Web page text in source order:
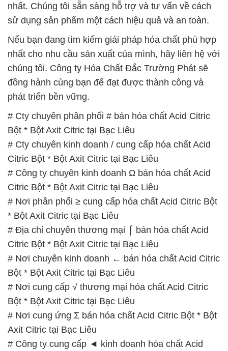
nhất. Chúng tôi sẵn sàng hỗ trợ và tư vấn về cách
sử dụng sản phẩm một cách hiệu quả và an toàn.
Nếu bạn đang tìm kiếm giải pháp hóa chất phù hợp
nhất cho nhu cầu sản xuất của mình, hãy liên hệ với
chúng tôi. Công ty Hóa Chất Đắc Trường Phát sẽ
đồng hành cùng bạn để đạt được thành công và
phát triển bền vững.
# Cty chuyên phân phối # bán hóa chất Acid Citric
Bột * Bột Axit Citric tại Bạc Liêu
# Cty chuyên kinh doanh / cung cấp hóa chất Acid
Citric Bột * Bột Axit Citric tại Bạc Liêu
# Công ty chuyên kinh doanh Ω bán hóa chất Acid
Citric Bột * Bột Axit Citric tại Bạc Liêu
# Nơi phân phối ≥ cung cấp hóa chất Acid Citric Bột
* Bột Axit Citric tại Bạc Liêu
# Địa chỉ chuyên thương mại ⌠ bán hóa chất Acid
Citric Bột * Bột Axit Citric tại Bạc Liêu
# Nơi chuyên kinh doanh ← bán hóa chất Acid Citric
Bột * Bột Axit Citric tại Bạc Liêu
# Nơi cung cấp √ thương mại hóa chất Acid Citric
Bột * Bột Axit Citric tại Bạc Liêu
# Nơi cung ứng Σ bán hóa chất Acid Citric Bột * Bột
Axit Citric tại Bạc Liêu
# Công ty cung cấp ◄ kinh doanh hóa chất Acid